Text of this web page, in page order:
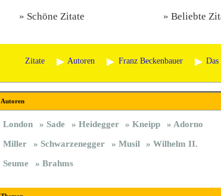
Schöne Zitate Beliebte
Zitate Autoren Franz Beckenbauer
Autoren
London Sade Heidegger Kneipp
Adorno
Miller
Schwarzenegger Musil
Wilhelm II.
Seume
Brahms